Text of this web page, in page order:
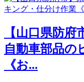
【山口県防府
自動車部品の
《お...